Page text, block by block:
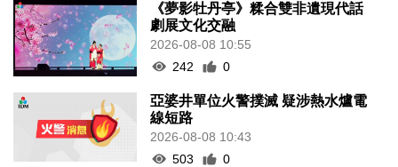
《夢影牡丹亭》糅合雙非遺現代話
劇展文化交融
2026-08-08 10:55
242
0
亞婆井單位火警撲滅 疑涉熱水爐電
線短路
2026-08-08 10:43
503
0